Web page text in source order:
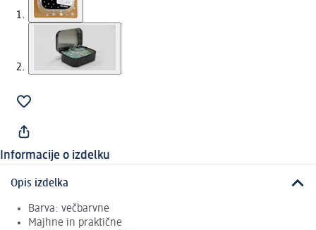
Informacije o izdelku
Opis izdelka
Barva: večbarvne
Majhne in praktične